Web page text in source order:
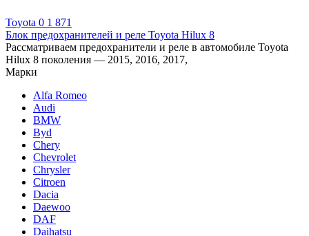
Toyota 0 1 871
Блок предохранителей и реле Toyota Hilux 8
Рассматриваем предохранители и реле в автомобиле Toyota
Hilux 8 поколения — 2015, 2016, 2017,
Марки
Alfa Romeo
Audi
BMW
Byd
Chery
Chevrolet
Chrysler
Citroen
Dacia
Daewoo
DAF
Daihatsu